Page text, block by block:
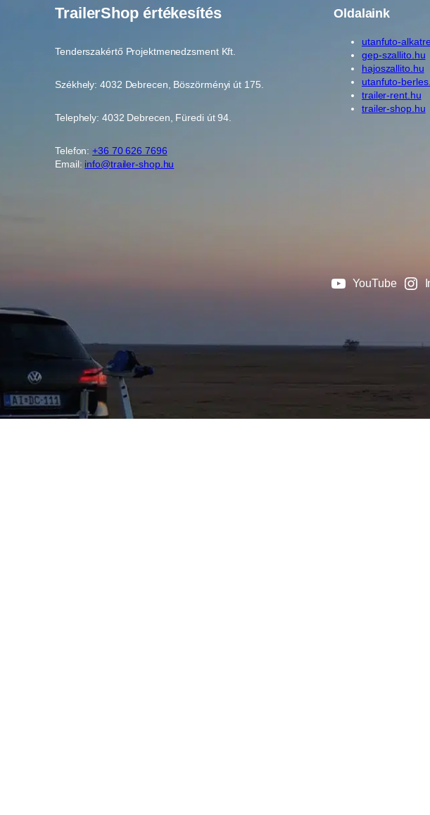
TrailerShop értékesítés
Tenderszakértő Projektmenedzsment Kft.
Székhely: 4032 Debrecen, Böszörményi út 175.
Telephely: 4032 Debrecen, Füredi út 94.
Telefon:+36 70 626 7696
Email: info@trailer-shop.hu
Oldalaink
utanfuto-
gep-szallito.hu
hajoszallito.hu
utanfuto-
trailer-rent.hu
trailer-shop.hu
YouTube